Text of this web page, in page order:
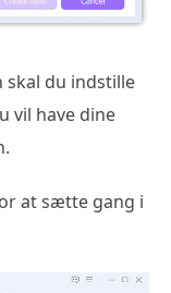
du indstille
vil have dine
at sætte gang i